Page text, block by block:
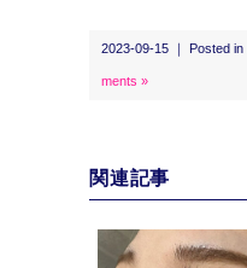
2023-09-15 ｜ Posted in
ments »
関連記事